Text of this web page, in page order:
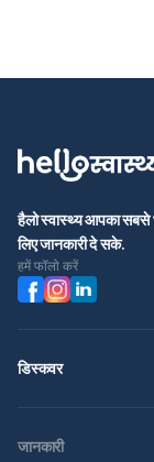
हैलो स्वास्थ्य आपका सबसे
लिए जानकारी दे सके.
हमें फॉलो करें
डिस्कवर
जानकारी